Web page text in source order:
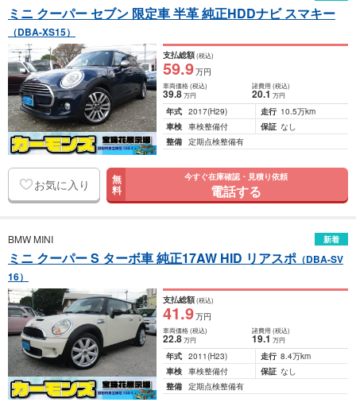
ミニ クーパー セブン 限定車 半革 純正HDDナビ スマキー
（DBA-XS15）
支払総額(税込)
59.9万円
車両価格(税込)
39.8万円
諸費用 (税込)
20.1 万円
年式 2017(H29) 走行 10.5万km
車検 車検整備付 保証 なし
整備 定期点検整備有
お気に入り 無
料
今すぐ在庫確認・見積り依頼
電話する
BMW MINI 新着
ミニ クーパー S ターボ車 純正17AW HID リアスポ （DBA-SV
16）
支払総額(税込)
41.9万円
車両価格(税込)
22.8万円
諸費用 (税込)
19.1 万円
年式 2011(H23) 走行 8.4万km
車検 車検整備付 保証 なし
整備 定期点検整備有